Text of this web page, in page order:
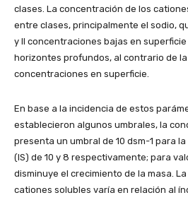
clases. La concentración de los
entre clases, principalmente el sodio,
y II concentraciones bajas en
horizontes profundos, al contrario de
concentraciones en superficie.
En base a la incidencia de estos
establecieron algunos umbrales, la
presenta un umbral de 10 dsm-1 para la
(IS) de 10 y 8 respectivamente; para
disminuye el crecimiento de la masa.
cationes solubles varía en relación al